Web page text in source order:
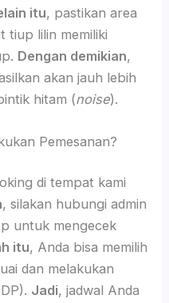
itu, pastikan area
tiup lilin memiliki
Dengan demikian,
akan jauh lebih
hitam (noise).
Pemesanan?
di tempat kami
, silakan hubungi admin
untuk mengecek
itu, Anda bisa memilih
dan melakukan
Jadi, jadwal Anda